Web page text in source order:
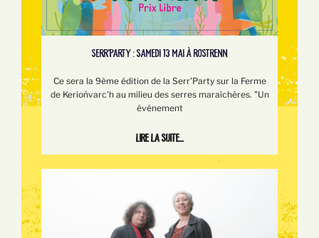
SERR’PARTY : SAMEDI 13 MAI À ROSTRENN
Ce sera la 9ème édition de la Serr'Party sur la Ferme
de Kerioñvarc'h au milieu des serres maraîchères. "Un
événement
Lire la suite...